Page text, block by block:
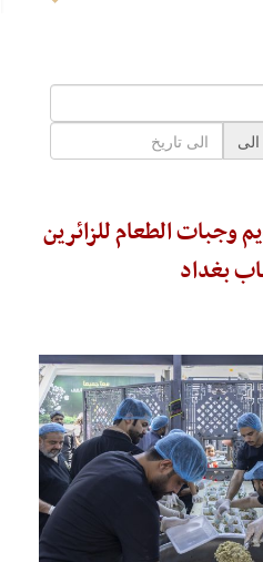
الى
وجبات الطعام للزائرين
بغداد